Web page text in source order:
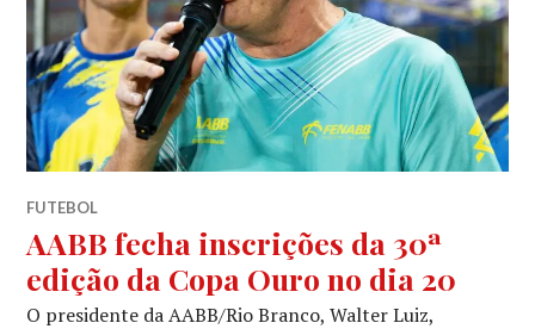
FUTEBOL
AABB fecha inscrições da 30ª
edição da Copa Ouro no dia 20
O presidente da AABB/Rio Branco, Walter Luiz,